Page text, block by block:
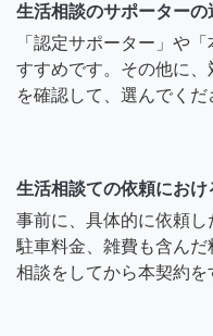
生活相談のサポーターの
「認定サポーター」や
すすめです。その他に
を確認して、選んでくだ
生活相談ての依頼におけ
事前に、具体的に依頼
駐車料金、雑費も含ん
相談をしてから本契約を